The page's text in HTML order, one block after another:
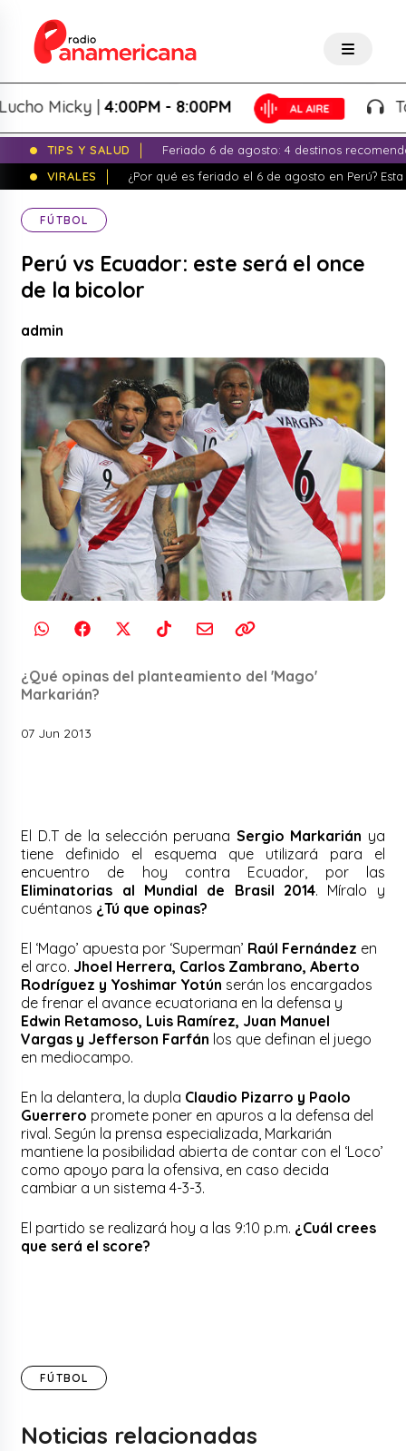
Micky |4:00PM - 8:00PM
TIPS Y SALUD
Feriado 6 de agosto: 4 destinos
VIRALES
¿Por qué es feriado el 6 de agosto en Perú?
FÚTBOL
Perú vs Ecuador: este será el once
de la bicolor
admin
¿Qué opinas del planteamiento del 'Mago'
Markarián?
07 Jun 2013
El D.T de la selección peruana Sergio Markarián ya
tiene definido el esquema que utilizará para el
encuentro de hoy contra Ecuador, por las
Eliminatorias al Mundial de Brasil 2014. Míralo y
cuéntanos ¿Tú que opinas?
El ‘Mago’ apuesta por ‘Superman’ Raúl Fernández en
el arco. Jhoel Herrera, Carlos Zambrano, Aberto
Rodríguez y Yoshimar Yotún serán los encargados
de frenar el avance ecuatoriana en la defensa y
Edwin Retamoso, Luis Ramírez, Juan Manuel
Vargas y Jefferson Farfán los que definan el juego
en mediocampo.
En la delantera, la dupla Claudio Pizarro y Paolo
Guerrero promete poner en apuros a la defensa del
rival. Según la prensa especializada, Markarián
mantiene la posibilidad abierta de contar con el ‘Loco’
como apoyo para la ofensiva, en caso decida
cambiar a un sistema 4-3-3.
El partido se realizará hoy a las 9:10 p.m. ¿Cuál crees
que será el score?
FÚTBOL
Noticias relacionadas